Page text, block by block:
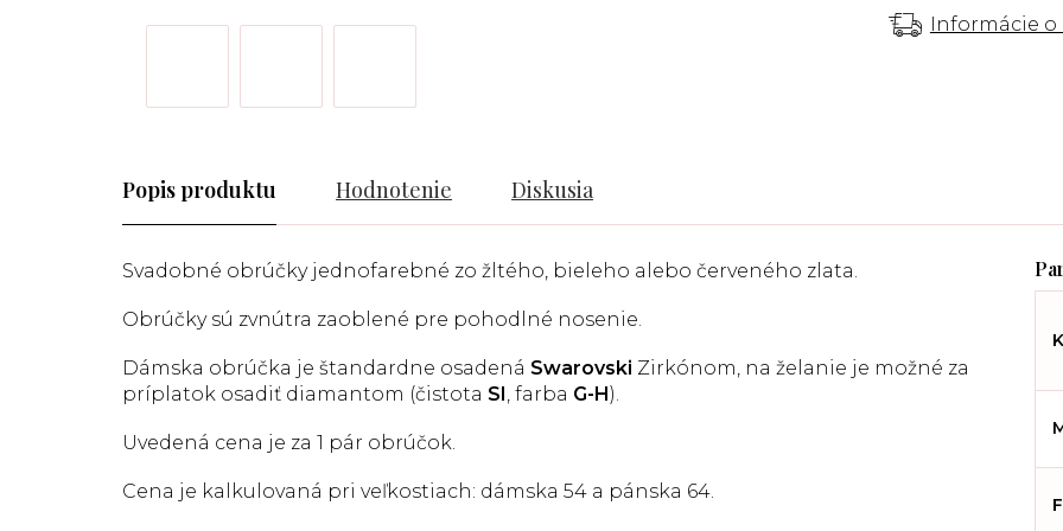
Informácie o
Popis Hodnotenie Diskusia
Svadobné obrúčky jednofarebné zo žltého, bieleho alebo červeného zlata.
Obrúčky sú zvnútra zaoblené pre pohodlné nosenie.
Dámska obrúčka je štandardne osadená Swarovski Zirkónom, na želanie je možné za
príplatok osadiť diamantom (čistota SI, farba G-H).
Uvedená cena je za 1 pár obrúčok.
Cena je kalkulovaná pri veľkostiach: dámska 54 a pánska 64.